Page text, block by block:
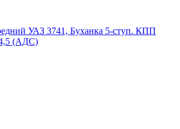
УАЗ 3741, Буханка 5-ступ. КПП
(АДС)